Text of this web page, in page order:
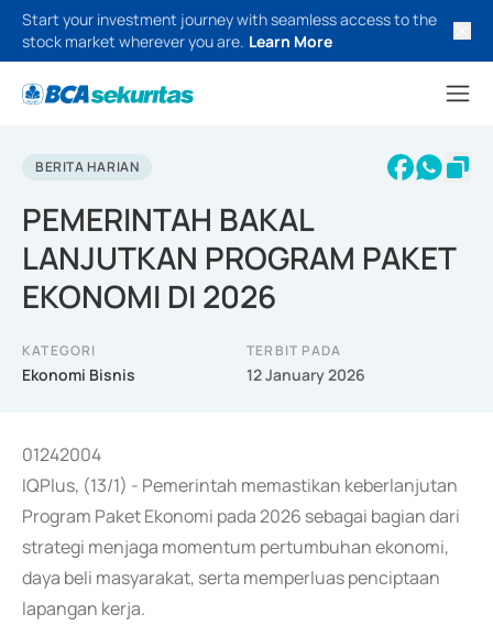
Start your investment journey with seamless access to the
stock market wherever you are. Learn More
BERITA HARIAN
PEMERINTAH BAKAL
LANJUTKAN PROGRAM PAKET
EKONOMI DI 2026
KATEGORI
Ekonomi Bisnis
TERBIT PADA
12 January 2026
01242004
IQPlus, (13/1) - Pemerintah memastikan keberlanjutan
Program Paket Ekonomi pada 2026 sebagai bagian dari
strategi menjaga momentum pertumbuhan ekonomi,
daya beli masyarakat, serta memperluas penciptaan
lapangan kerja.